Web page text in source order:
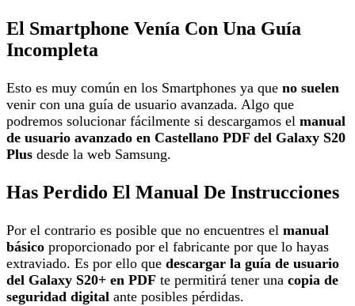
El Smartphone Venía Con Una Guía
Incompleta
Esto es muy común en los Smartphones ya que no suelen
venir con una guía de usuario avanzada. Algo que
podremos solucionar fácilmente si descargamos el manual
de usuario avanzado en Castellano PDF del Galaxy S20
Plus desde la web Samsung.
Has Perdido El Manual De Instrucciones
Por el contrario es posible que no encuentres el manual
básico proporcionado por el fabricante por que lo hayas
extraviado. Es por ello que descargar la guía de usuario
del Galaxy S20+ en PDF te permitirá tener una copia de
seguridad digital ante posibles pérdidas.